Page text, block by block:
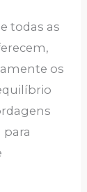
todas as
os